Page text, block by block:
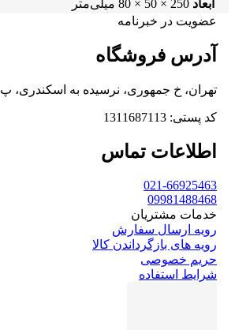
ابعاد 250 × 50 × 80 میلی‌متر
عضویت در خبرنامه
آدرس فروشگاه
تهران، خ جمهوری، نرسیده به اسکندری، پ 1411، واحد 1
کد پستی: 1311687113
اطلاعات تماس
021-66925463
09981488468
خدمات مشتریان
رویه ارسال سفارش
رویه های بازگرداندن کالا
حریم خصوصی
شرایط استفاده